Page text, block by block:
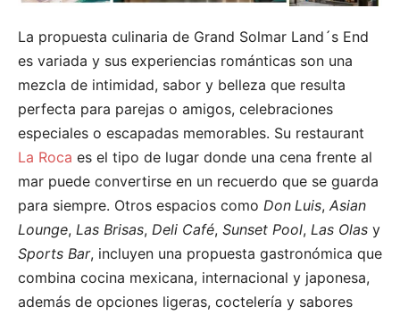
La propuesta culinaria de Grand Solmar Land´s End
es variada y sus experiencias románticas son una
mezcla de intimidad, sabor y belleza que resulta
perfecta para parejas o amigos, celebraciones
especiales o escapadas memorables. Su restaurant
La Roca es el tipo de lugar donde una cena frente al
mar puede convertirse en un recuerdo que se guarda
para siempre. Otros espacios como Don Luis, Asian
Lounge, Las Brisas, Deli Café, Sunset Pool, Las Olas y
Sports Bar, incluyen una propuesta gastronómica que
combina cocina mexicana, internacional y japonesa,
además de opciones ligeras, coctelería y sabores